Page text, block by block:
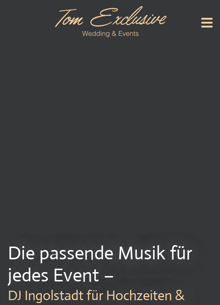
Die passende Musik für
jedes Event –
DJ Ingolstadt für Hochzeiten &